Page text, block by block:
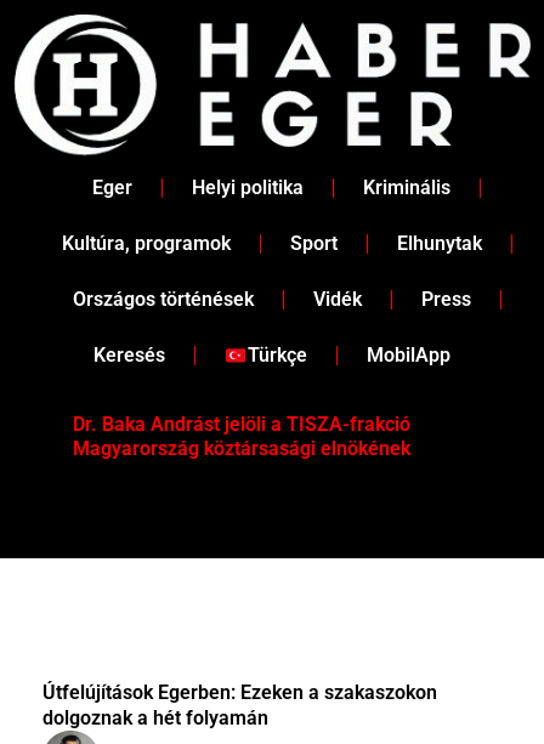
content
Eger Helyi politika Kriminális
Kultúra, programok Sport Elhunytak
Országos történések Vidék Press
Keresés Türkçe MobilApp
Dr. Baka Andrást jelöli a TISZA-frakció
Magyarország köztársasági elnökének
Útfelújítások Egerben: Ezeken a szakaszokon
dolgoznak a hét folyamán